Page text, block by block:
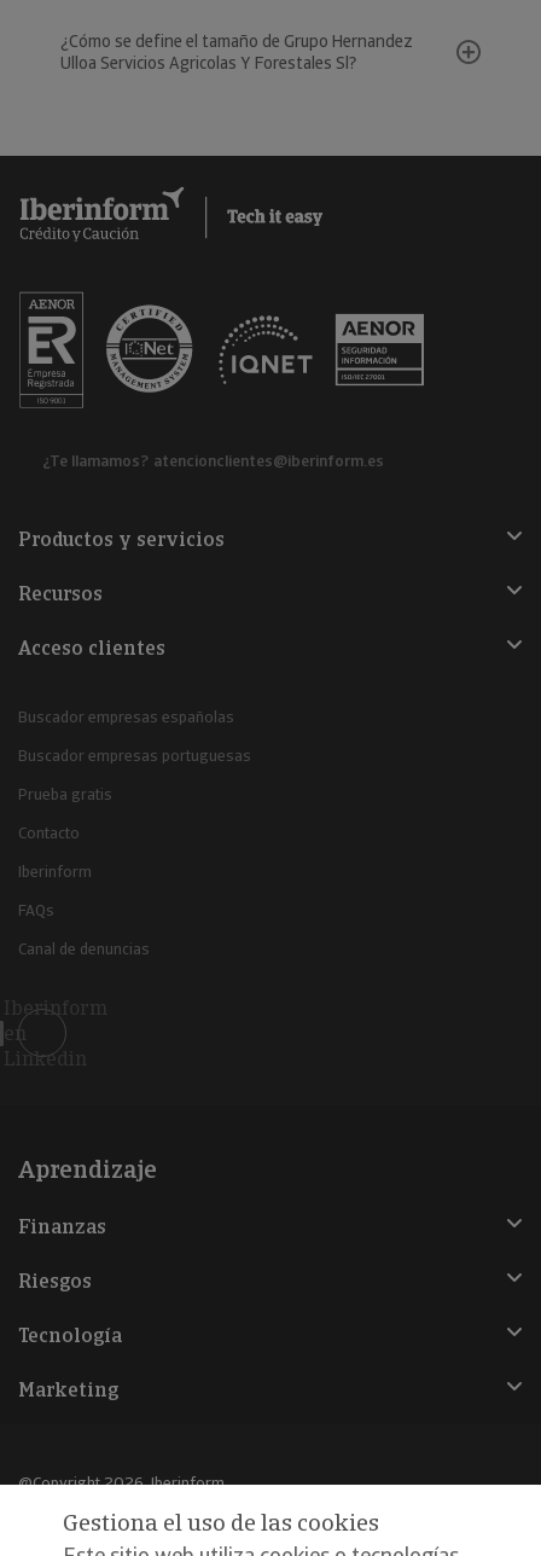
¿Cómo se define el tamaño de Grupo Hernandez
Ulloa Servicios Agricolas Y Forestales Sl?
¿Te llamamos? atencionclientes@iberinform.es
Productos y servicios
Recursos
Acceso clientes
Buscador empresas españolas
Buscador empresas portuguesas
Prueba gratis
Contacto
Iberinform
FAQs
Canal de denuncias
Iberinform
en
Linkedin
Aprendizaje
Finanzas
Riesgos
Tecnología
Marketing
@Copyright 2026, Iberinform
Gestiona el uso de las cookies